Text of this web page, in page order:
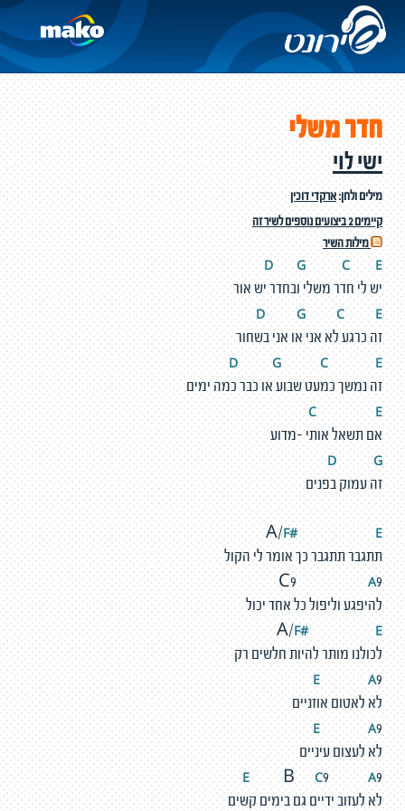
חדר משלי
ישי לוי
מילים ולחן:ארקדי דוכין
קיימים 2 ביצועים נוספים לשיר זה
מילות השיר
D G C E
יש לי חדר משלי ובחדר יש אור
D G C E
זה כרגע לא אני או אני בשחור
D G C E
זה נמשך כמעט שבוע או כבר כמה ימים
C E
אם תשאל אותי -מדוע
D G
זה עמוק בפנים
A/F# E
תתגבר תתגבר כך אומר לי הקול
C9
A9
להיפגע וליפול כל אחד יכול
A/F# E
לכולנו מותר להיות חלשים רק
E A9
לא לאטום אוזניים
E A9
לא לעצום עיניים
E B C9 A9
לא לעזוב ידיים גם בימים קשים